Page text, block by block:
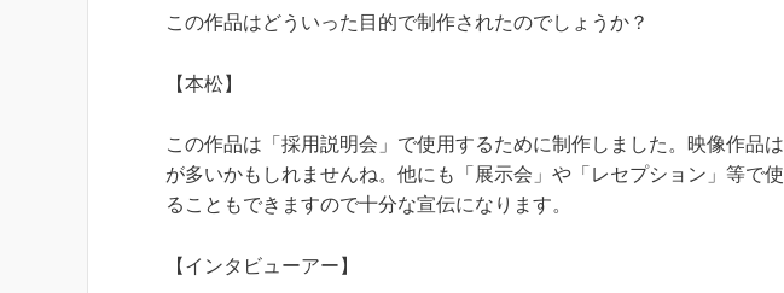
この作品はどういった目的で制作されたのでしょうか？
【本松】
この作品は「採用説明会」で使用するために制作しました。 映像作品
が多いかもしれませんね。 他にも「展示会」や「レセプション」等で
ることもできますので十分な宣伝になります。
【インタビューアー】